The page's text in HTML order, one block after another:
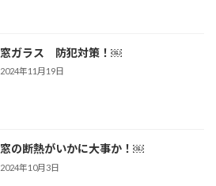
窓ガラス 防犯対策！￼
2024年11月19日
窓の断熱がいかに大事か！￼
2024年10月3日